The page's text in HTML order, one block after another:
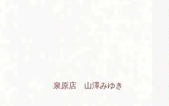
泉原店 山澤みゆき